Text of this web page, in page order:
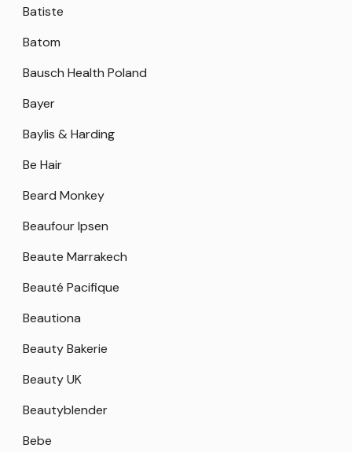
Batiste
Batom
Bausch Health Poland
Bayer
Baylis & Harding
Be Hair
Beard Monkey
Beaufour Ipsen
Beaute Marrakech
Beauté Pacifique
Beautiona
Beauty Bakerie
Beauty UK
Beautyblender
Bebe